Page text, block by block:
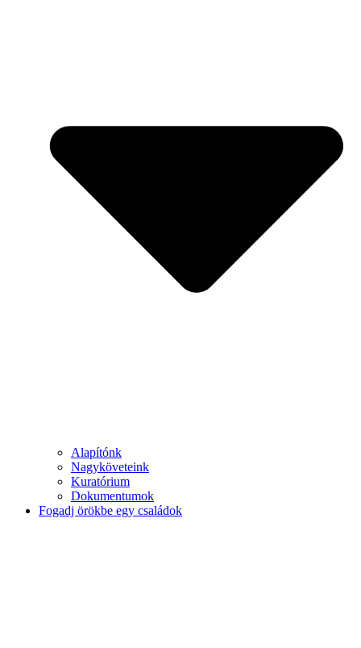
Alapítónk
Nagyköveteink
Kuratórium
Dokumentumok
Fogadj örökbe egy családok